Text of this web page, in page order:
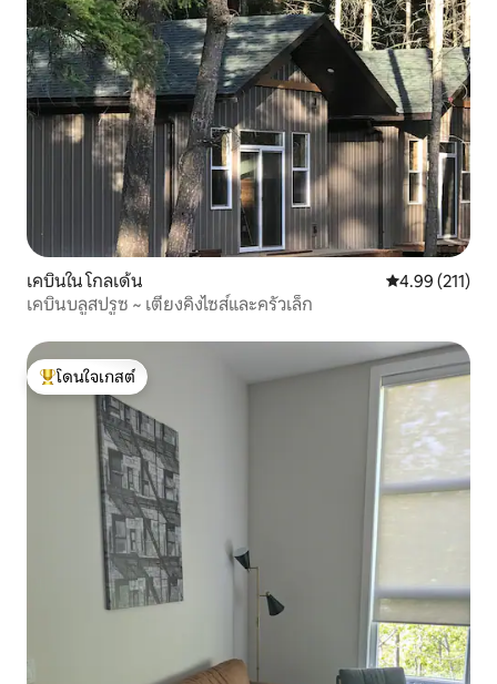
เคบินใน โกลเด้น คะแนนเฉลี่ย
4.99 (211)
เคบินบลูสปรูซ ~ เตียงคิงไซส์และครัวเล็ก
โดนใจเกสต์ที่สุด
โดนใจเกสต์